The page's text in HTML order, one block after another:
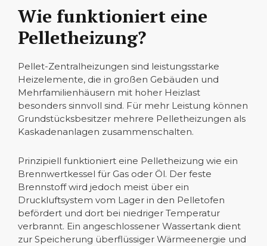
Wie funktioniert eine
Pelletheizung?
Pellet-Zentralheizungen sind leistungsstarke
Heizelemente, die in großen Gebäuden und
Mehrfamilienhäusern mit hoher Heizlast
besonders sinnvoll sind. Für mehr Leistung können
Grundstücksbesitzer mehrere Pelletheizungen als
Kaskadenanlagen zusammenschalten.
Prinzipiell funktioniert eine Pelletheizung wie ein
Brennwertkessel für Gas oder Öl. Der feste
Brennstoff wird jedoch meist über ein
Druckluftsystem vom Lager in den Pelletofen
befördert und dort bei niedriger Temperatur
verbrannt. Ein angeschlossener Wassertank dient
zur Speicherung überflüssiger Wärmeenergie und